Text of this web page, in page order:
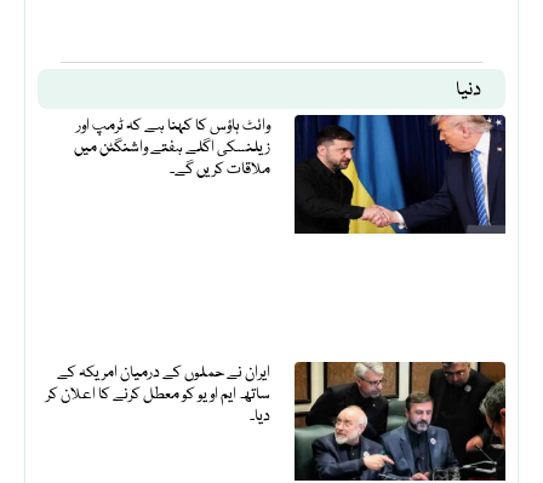
دنیا
وائٹ ہاؤس کا کہنا ہے کہ ٹرمپ اور
زیلنسکی اگلے ہفتے واشنگٹن میں
ملاقات کریں گے۔
ایران نے حملوں کے درمیان امریکہ کے
ساتھ ایم او یو کو معطل کرنے کا اعلان کر
دیا۔